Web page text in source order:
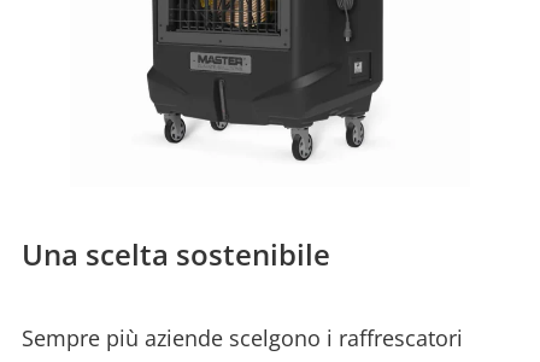
Una scelta sostenibile
Sempre più aziende scelgono i raffrescatori